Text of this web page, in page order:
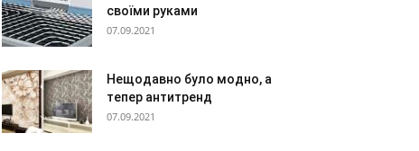
своїми руками
07.09.2021
Нещодавно було модно, а
тепер антитренд
07.09.2021